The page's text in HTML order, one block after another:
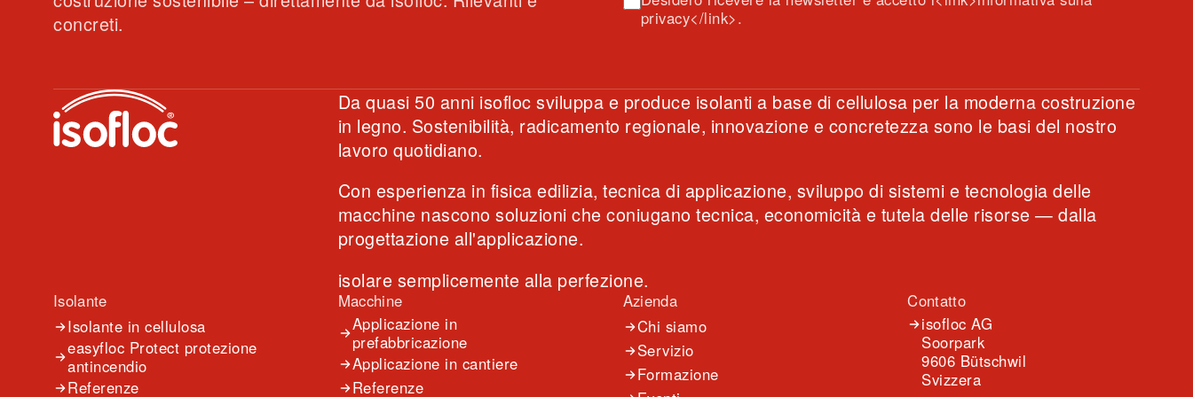
concreti.
privacy</link>.
Da quasi 50 anni isofloc sviluppa e produce isolanti a base di cellulosa per la moderna costruzione
in legno. Sostenibilità, radicamento regionale, innovazione e concretezza sono le basi del nostro
lavoro quotidiano.
Con esperienza in fisica edilizia, tecnica di applicazione, sviluppo di sistemi e tecnologia delle
macchine nascono soluzioni che coniugano tecnica, economicità e tutela delle risorse — dalla
progettazione all'applicazione.
isolare semplicemente alla perfezione.
Isolante
Isolante in cellulosa
easyfloc Protect protezione
antincendio
Referenze
Macchine
Applicazione in
prefabbricazione
Applicazione in cantiere
Referenze
Azienda
Chi siamo
Servizio
Formazione
Contatto
isofloc AG
Soorpark
9606 Bütschwil
Svizzera